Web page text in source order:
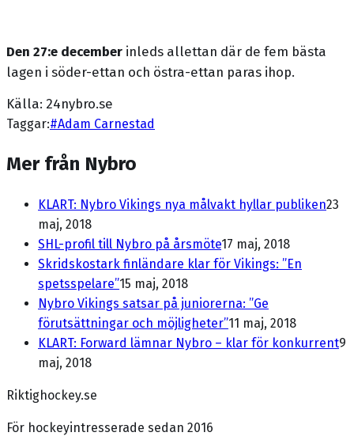
Den 27:e december inleds allettan där de fem bästa
lagen i söder-ettan och östra-ettan paras ihop.
Källa: 24nybro.se
Taggar:#Adam Carnestad
Mer från Nybro
KLART: Nybro Vikings nya målvakt hyllar publiken23
maj, 2018
SHL-profil till Nybro på årsmöte17 maj, 2018
Skridskostark finländare klar för Vikings: ”En
spetsspelare”15 maj, 2018
Nybro Vikings satsar på juniorerna: ”Ge
förutsättningar och möjligheter”11 maj, 2018
KLART: Forward lämnar Nybro – klar för konkurrent9
maj, 2018
Riktighockey.se
För hockeyintresserade sedan 2016